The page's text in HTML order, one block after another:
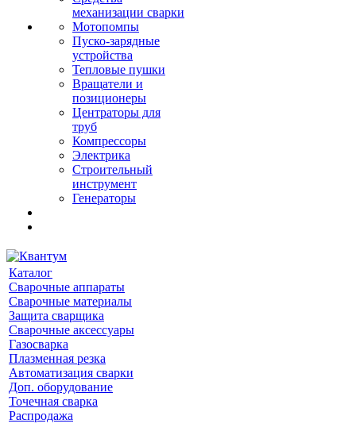
механизации сварки
Мотопомпы
Пуско-зарядные
устройства
Тепловые пушки
Вращатели и
позиционеры
Центраторы для
труб
Компрессоры
Электрика
Строительный
инструмент
Генераторы
Каталог
Сварочные аппараты
Сварочные материалы
Защита сварщика
Сварочные аксессуары
Газосварка
Плазменная резка
Автоматизация сварки
Доп. оборудование
Точечная сварка
Распродажа